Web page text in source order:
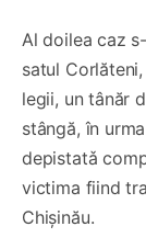
Al doilea caz
satul
legii, un tânăr
stângă, în
depistatǎ
victima fiind
Chișinău.